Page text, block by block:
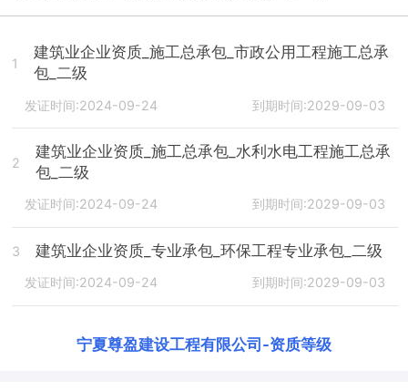
1
建筑业企业资质_施工总承包_市政公用工程施工总承
包_二级
发证时间:2024-09-24 到期时间:2029-09-03
2
建筑业企业资质_施工总承包_水利水电工程施工总承
包_二级
发证时间:2024-09-24 到期时间:2029-09-03
3 建筑业企业资质_专业承包_环保工程专业承包_二级
发证时间:2024-09-24 到期时间:2029-09-03
宁夏尊盈建设工程有限公司 -资质等级